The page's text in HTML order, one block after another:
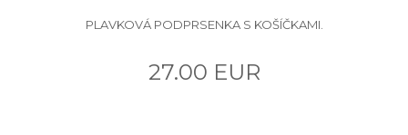
PLAVKOVÁ PODPRSENKA S KOŠÍČKAMI.
27.00 EUR